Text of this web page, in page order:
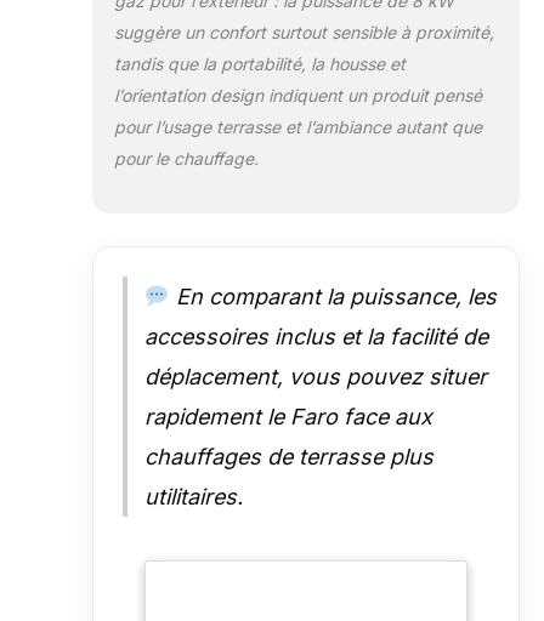
minimaliste est une superbe
décoration pour tout espace
ouvert ! Le boîtier en acier
inoxydable est très résistant et
en même temps, grâce à la
peinture noire, il est extrêmement
suggère un confort surtout sensible à proximité,
tandis que la portabilité, la housse et
l’orientation design indiquent un produit pensé
pour l’usage terrasse et l’ambiance autant que
pour le chauffage.
En comparant la puissance, les
accessoires inclus et la facilité de
déplacement, vous pouvez situer
rapidement le Faro face aux
chauffages de terrasse plus
utilitaires.